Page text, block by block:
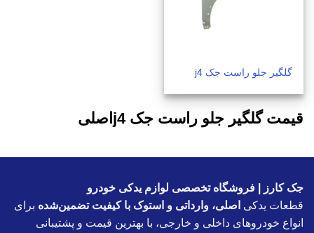
گلگیر جلو راست جک j4
قیمت گلگیر جلو راست جک j4اصلی
جک کارز | فروشگاه تخصصی لوازم یدکی خودرو
قطعات یدکی اصلی، وارداتی و استوک با کیفیت تضمین‌شده برای
انواع خودروهای داخلی و خارجی، با بهترین قیمت و پشتیبانی